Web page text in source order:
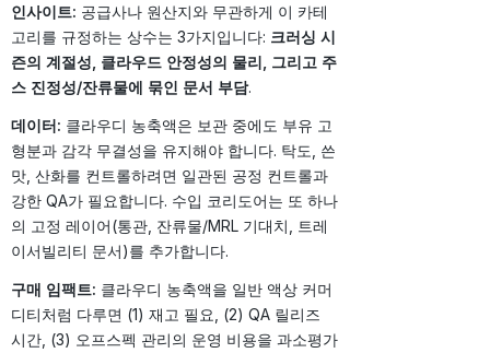
인사이트: 공급사나 원산지와 무관하게 이 카테
고리를 규정하는 상수는 3가지입니다: 크러싱 시
즌의 계절성, 클라우드 안정성의 물리, 그리고 주
스 진정성/잔류물에 묶인 문서 부담.
데이터: 클라우디 농축액은 보관 중에도 부유 고
형분과 감각 무결성을 유지해야 합니다. 탁도, 쓴
맛, 산화를 컨트롤하려면 일관된 공정 컨트롤과
강한 QA가 필요합니다. 수입 코리도어는 또 하나
의 고정 레이어(통관, 잔류물/MRL 기대치, 트레
이서빌리티 문서)를 추가합니다.
구매 임팩트: 클라우디 농축액을 일반 액상 커머
디티처럼 다루면 (1) 재고 필요, (2) QA 릴리즈
시간, (3) 오프스펙 관리의 운영 비용을 과소평가